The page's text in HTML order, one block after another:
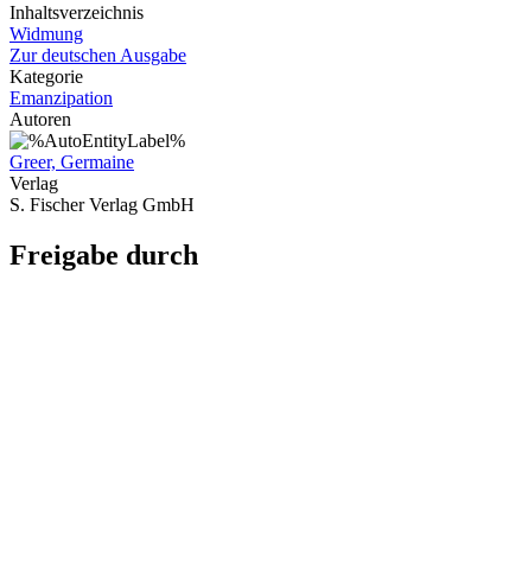
Inhaltsverzeichnis
Widmung
Zur deutschen Ausgabe
Kategorie
Emanzipation
Autoren
Greer, Germaine
Verlag
S. Fischer Verlag GmbH
Freigabe durch